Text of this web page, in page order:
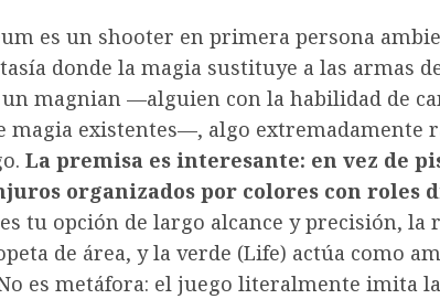
es un shooter en primera persona
donde la magia sustituye a las armas
un magnian —alguien con la habilidad de
magia existentes—, algo extremadamente
La premisa es interesante: en vez de
organizados por colores con roles
tu opción de largo alcance y precisión, la
de área, y la verde (Life) actúa como
es metáfora: el juego literalmente imita